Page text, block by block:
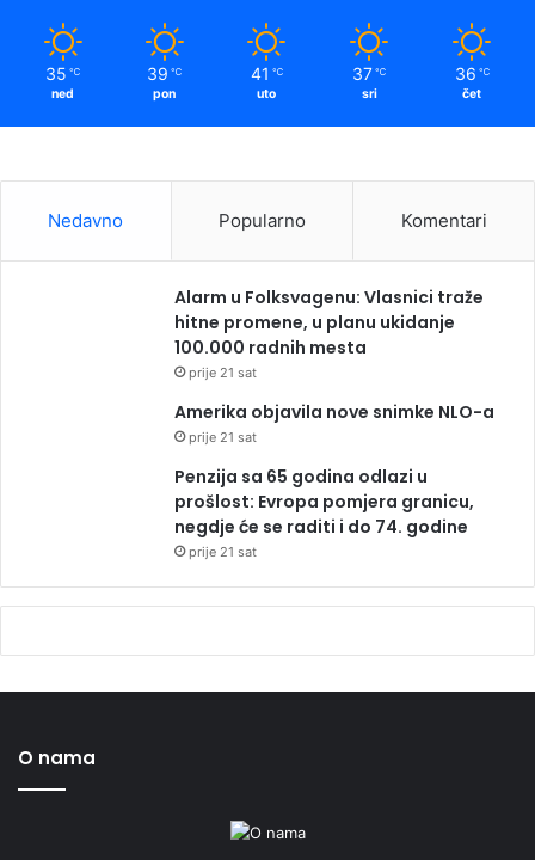
35 ℃
ned
39 ℃
pon
41 ℃
uto
37 ℃
sri
36 ℃
čet
Nedavno Popularno Komentari
Alarm u Folksvagenu: Vlasnici traže
hitne promene, u planu ukidanje
100.000 radnih mesta
prije 21 sat
Amerika objavila nove snimke NLO-a
prije 21 sat
Penzija sa 65 godina odlazi u
prošlost: Evropa pomjera granicu,
negdje će se raditi i do 74. godine
prije 21 sat
O nama